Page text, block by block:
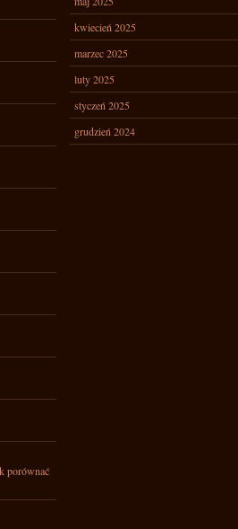
porównać
kwiecień 2025
marzec 2025
luty 2025
styczeń 2025
grudzień 2024